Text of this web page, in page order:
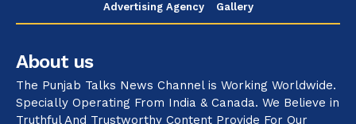
Advertising Agency
Gallery
About us
The Punjab Talks News Channel is Working Worldwide.
Specially Operating From India & Canada. We Believe in
Truthful And Trustworthy Content Provide For Our